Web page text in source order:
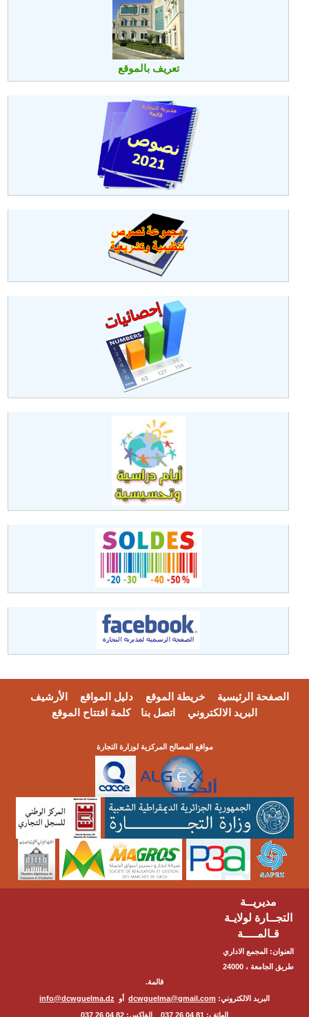
تعريف بالموقع
الصفحة الرئيسية خريطة الموقع دليل المواقع
الأرشيف
البريد الالكتروني
اتصل بنا كلمة افتتاح الموقع
مواقع المصالح المركزية لوزارة التجارة
مديريــة
التجــارة لولايـة
قـالمــــة
العنوان: المجمع الاداري
طريق الجامعة ، 24000
قالمة.
البريد الالكتروني: dcwguelma@gmail.com أو info@dcwguelma.dz
الهاتف: 81 04 26 037 الفاكس: 82 04 26 037